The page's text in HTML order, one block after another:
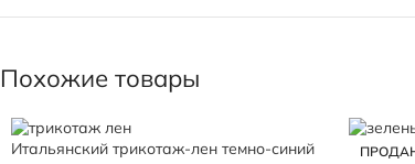
Похожие товары
Итальянский трикотаж-лен темно-синий